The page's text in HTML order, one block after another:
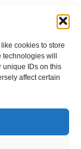
cookies to store
will
unique IDs on this
affect certain